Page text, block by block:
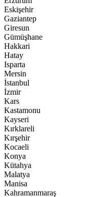
Eskişehir
Gaziantep
Giresun
Gümüşhane
Hakkari
Hatay
Isparta
Mersin
İstanbul
İzmir
Kars
Kastamonu
Kayseri
Kırklareli
Kırşehir
Kocaeli
Konya
Kütahya
Malatya
Manisa
Kahramanmaraş